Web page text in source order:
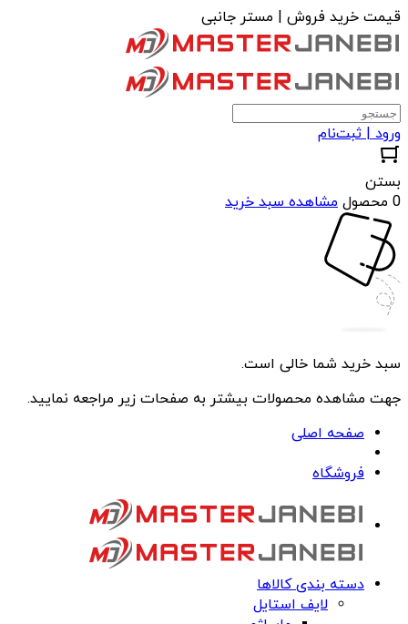
قیمت خرید فروش | مستر جانبی
ورود | ثبت‌نام
بستن
0 محصول
مشاهده سبد خرید
سبد خرید شما خالی است.
جهت مشاهده محصولات بیشتر به صفحات زیر مراجعه نمایید.
صفحه اصلی
فروشگاه
دسته بندی کالاها
لایف استایل